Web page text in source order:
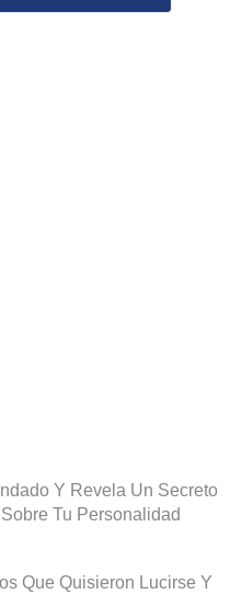
Y Revela Un Secreto
Tu Personalidad
Que Quisieron Lucirse Y